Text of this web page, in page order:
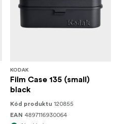
KODAK
Film Case 135 (small)
black
Kód produktu 120855
EAN 4897116930064